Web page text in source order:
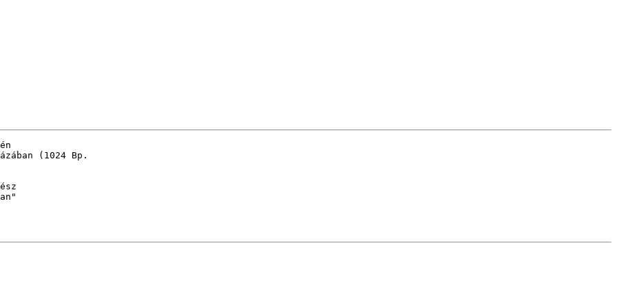
(1024 Bp.